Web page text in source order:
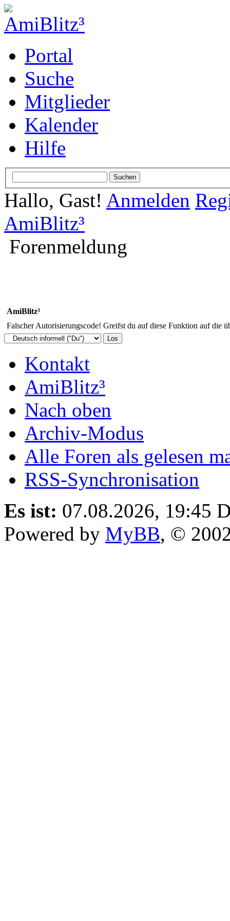
Portal
Suche
Mitglieder
Kalender
Hilfe
Hallo, Gast! Anmelden
AmiBlitz³
Forenmeldung
AmiBlitz³
Falscher Autorisierungscode! Greifst du auf diese Funktion auf die
Kontakt
AmiBlitz³
Nach oben
Archiv-Modus
Alle Foren als gelesen
RSS-Synchronisation
Es ist: 07.08.2026, 19:45
Powered by MyBB, ©